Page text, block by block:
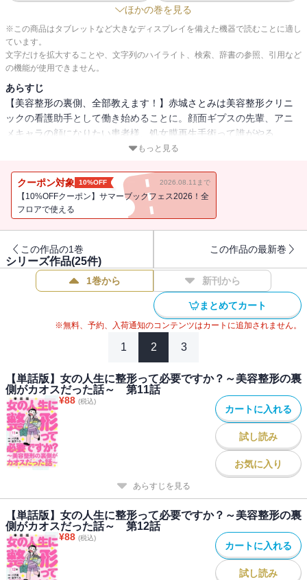
ほかの巻を見る
※この商品はタブレットなど大きなディスプレイを備えた機器で読むことに適し
ています。
文字だけを拡大することや、文字列のハイライト、検索、辞書の参照、引用など
の機能が使用できません。
あらすじ
【美容整形の裏側、全部教えます！】赤城さとみは美容整形クリニ
ックの看護助手として働き始めることに。顔面ギプスの先輩、アニ
メキャラの顔になりたい患者様、処女膜再生手術って誰がやる
の・・・・・・!? 美容整形って情報は沢山あるけど実際どうな
るものではありません。
もっと見る
クーポン対象 10%OFF 2026.08.11まで
【10%OFFクーポン】サマーブックフェス2026！全
フロアで使える
この作品の1巻 この作品の最新巻
シリーズ作品(25件)
1巻から 新刊から
まとめてカート
※無料、予約、入荷通知のコンテンツはカートに追加されません。
1 2 3
【単話版】女の人生に整形って必要ですか？～美容整形の裏
側がカオスだった話～ 第11話
¥88 (税込)
カートに入れる
試し読み
お気に入り
あらすじを見る
【単話版】女の人生に整形って必要ですか？～美容整形の裏
側がカオスだった話～ 第12話
¥88 (税込)
カートに入れる
試し読み